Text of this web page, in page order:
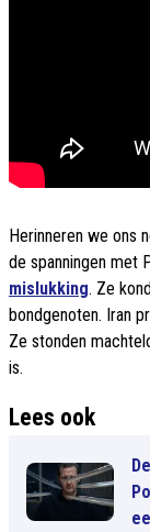
Herinneren we ons
de spanningen met
mislukking. Ze
bondgenoten. Iran
Ze stonden
is.
Lees ook